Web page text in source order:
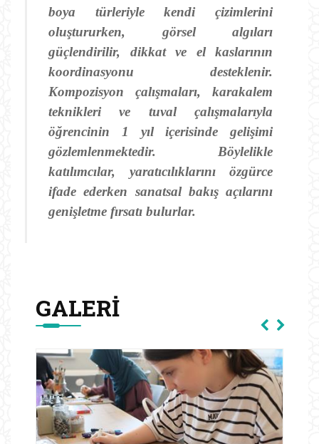
boya türleriyle kendi çizimlerini
oluştururken, görsel algıları
güçlendirilir, dikkat ve el kaslarının
koordinasyonu desteklenir.
Kompozisyon çalışmaları, karakalem
teknikleri ve tuval çalışmalarıyla
öğrencinin 1 yıl içerisinde gelişimi
gözlemlenmektedir. Böylelikle
katılımcılar, yaratıcılıklarını özgürce
ifade ederken sanatsal bakış açılarını
genişletme fırsatı bulurlar.
GALERI